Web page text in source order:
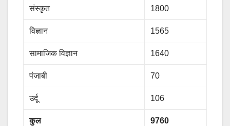
संस्कृत 1800
विज्ञान 1565
सामाजिक विज्ञान 1640
पंजाबी 70
उर्दू 106
कुल 9760